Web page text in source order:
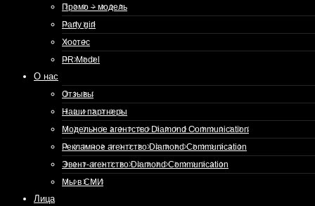
Промо – модель
Party girl
Хостес
PR Model
О нас
Отзывы
Наши партнеры
Модельное агентство Diamond Communication
Рекламное агентство Diamond Communication
Эвент-агентство Diamond Communication
Мы в СМИ
Лица